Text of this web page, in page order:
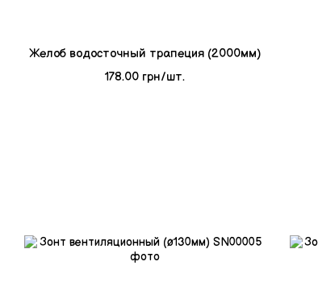
Желоб водосточный трапеция (2000мм)
178.00 грн/шт.